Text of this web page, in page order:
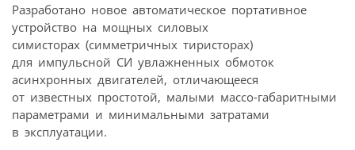
Разработано новое автоматическое портативное
устройство на мощных силовых
симисторах (симметричных тиристорах)
для импульсной СИ увлажненных обмоток
асинхронных двигателей, отличающееся
от известных простотой, малыми массо-габаритными
параметрами и минимальными затратами
в эксплуатации.